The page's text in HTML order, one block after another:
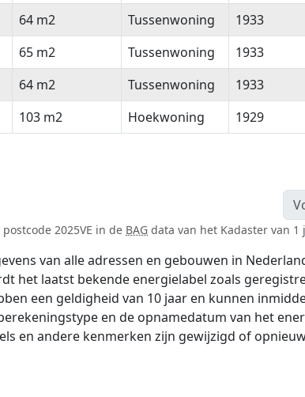
64 m2 Tussenwoning 1933
65 m2 Tussenwoning 1933
64 m2 Tussenwoning 1933
103 m2 Hoekwoning 1929
2025VE in de BAG data van het Kadaster van 1
van alle adressen en gebouwen in
het laatst bekende energielabel zoals
een geldigheid van 10 jaar en kunnen
en de opnamedatum van het
en andere kenmerken zijn gewijzigd of